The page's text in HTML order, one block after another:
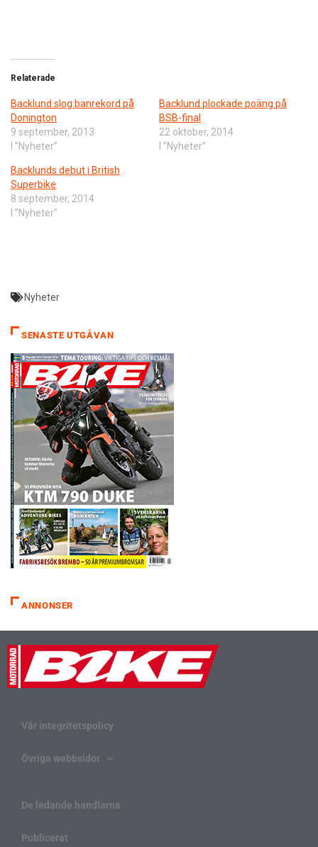
Relaterade
Backlund slog banrekord på
Donington
9 september, 2013
I ”Nyheter”
Backlund plockade poäng på
BSB-final
22 oktober, 2014
I ”Nyheter”
Backlunds debut i British
Superbike
8 september, 2014
I ”Nyheter”
Nyheter
SENASTE UTGÅVAN
ANNONSER
Vår integritetspolicy
Övriga webbsidor
De ledande handlarna
Publicerat